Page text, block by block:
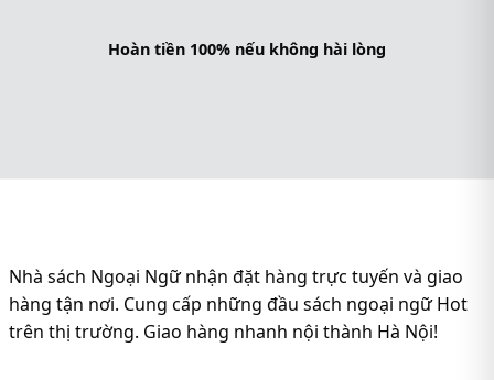
Hoàn tiền 100% nếu không hài lòng
Nhà sách Ngoại Ngữ nhận đặt hàng trực tuyến và giao
hàng tận nơi. Cung cấp những đầu sách ngoại ngữ Hot
trên thị trường. Giao hàng nhanh nội thành Hà Nội!